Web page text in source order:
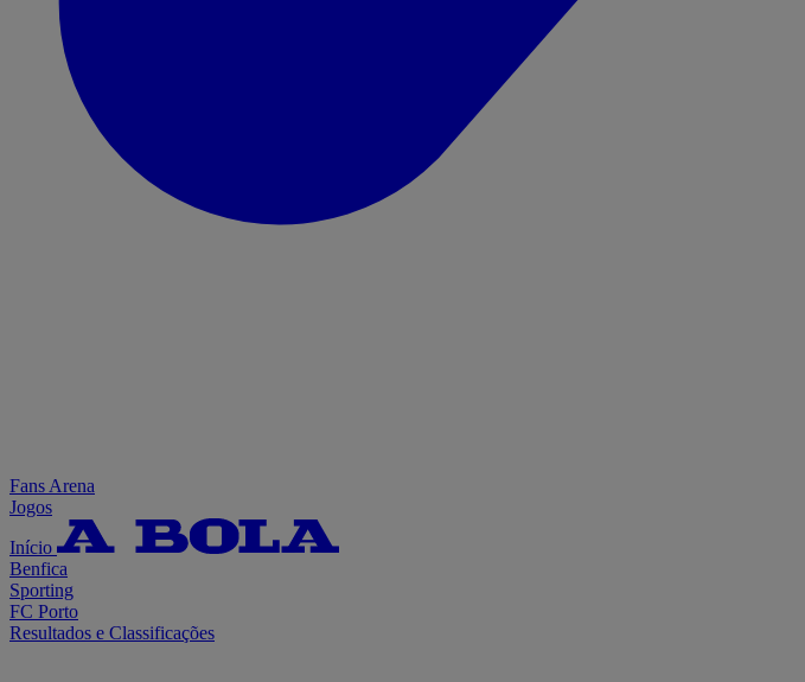
Fans Arena
Jogos
Início
Benfica
Sporting
FC Porto
Resultados e Classificações